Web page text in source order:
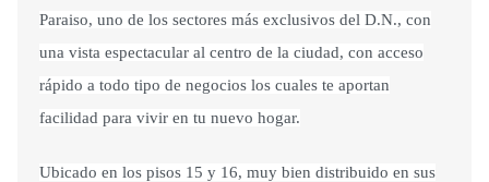
Paraiso, uno de los sectores más exclusivos del D.N., con
una vista espectacular al centro de la ciudad, con acceso
rápido a todo tipo de negocios los cuales te aportan
facilidad para vivir en tu nuevo hogar.
Ubicado en los pisos 15 y 16, muy bien distribuido en sus